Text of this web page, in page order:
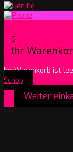
0
Ihr
Ihr Warenkorb ist
Schop
Weiter